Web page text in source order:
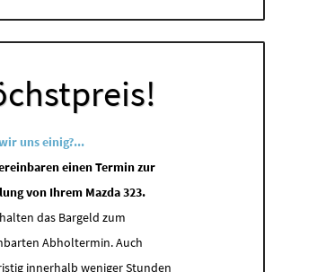
uns einig?...
einen Termin zur
von Ihrem Mazda 323.
das Bargeld zum
Abholtermin. Auch
innerhalb weniger Stunden